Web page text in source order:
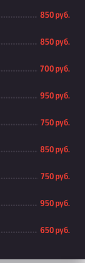
850 руб.
850 руб.
700 руб.
950 руб.
750 руб.
850 руб.
750 руб.
950 руб.
650 руб.